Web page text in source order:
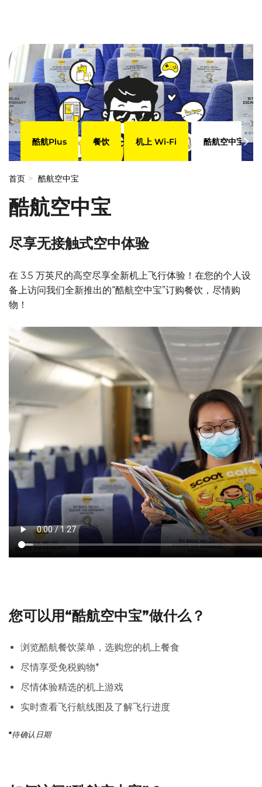
酷航Plus 餐饮 机上 Wi-Fi 酷航空中宝
首页 酷航空中宝
酷航空中宝
尽享无接触式空中体验
在 3.5 万英尺的高空尽享全新机上飞行体验！在您的个人设
备上访问我们全新推出的“酷航空中宝”订购餐饮，尽情购
物！
您可以用“酷航空中宝”做什么？
浏览酷航餐饮菜单，选购您的机上餐食
尽情享受免税购物*
尽情体验精选的机上游戏
实时查看飞行航线图及了解飞行进度
*待确认日期